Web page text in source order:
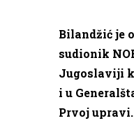
Bilandžić je
sudionik
Jugoslaviji
i u
Prvoj upravi.